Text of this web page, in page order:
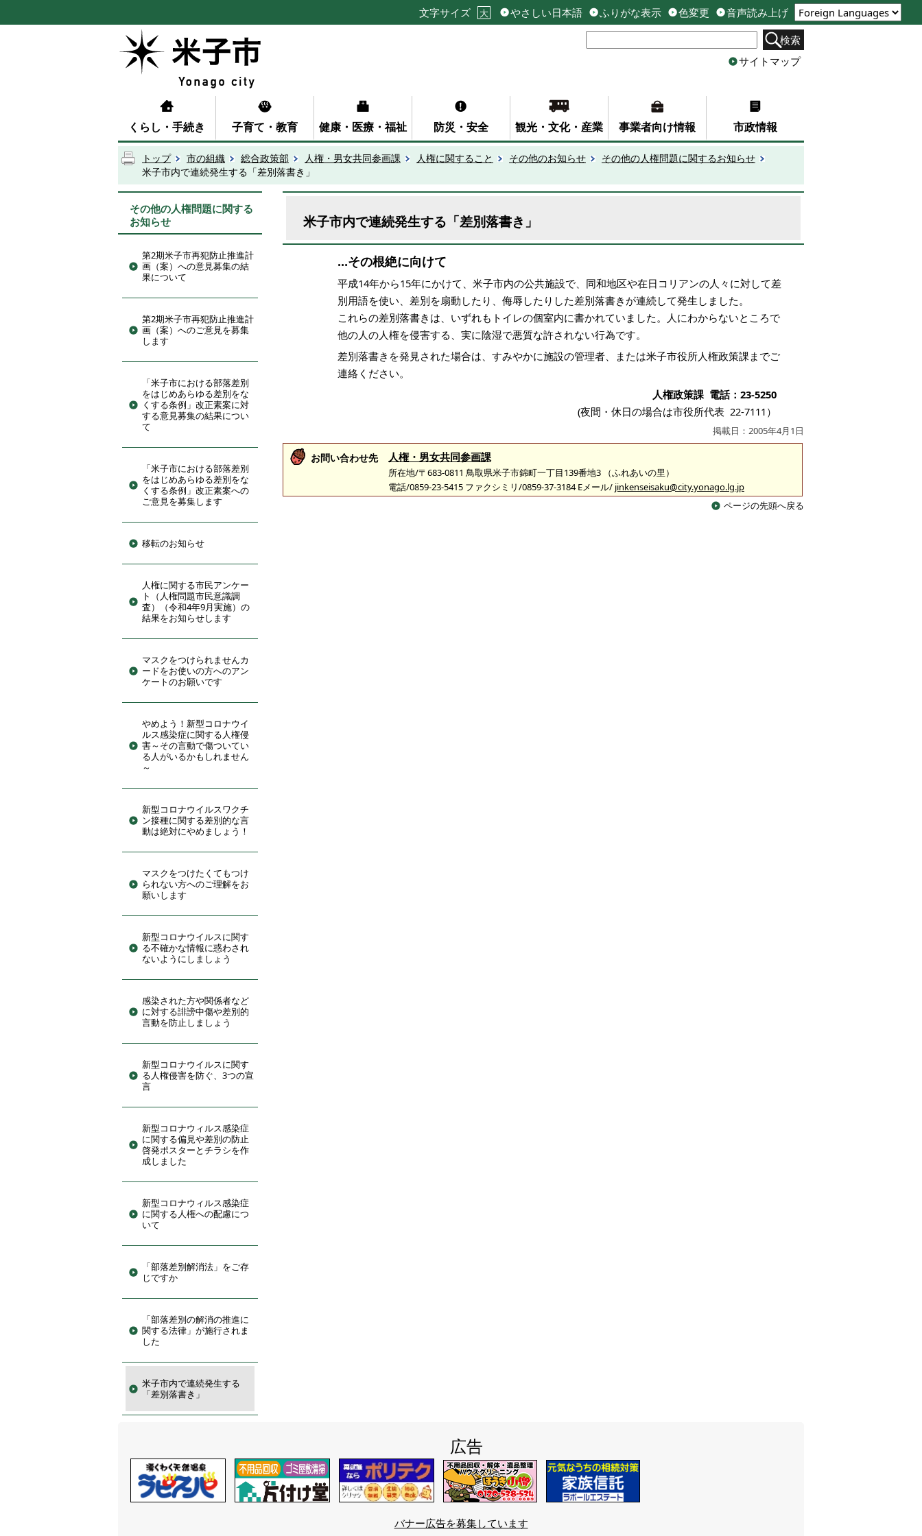
文字サイズ 大 やさしい日本語 ふりがな表示 色変更
音声読み上げ
検索
サイトマップ
くらし・手続き 子育て・教育 健康・医療・福祉 防災・安全 観光・文化・産業 事業者向け情報 市政情報
トップ 市の組織 総合政策部 人権・男女共同参画課 人権に関すること その他のお知らせ
その他の人権問題に関するお知らせ
米子市内で連続発生する「差別落書き」
その他の人権問題に関する
お知らせ
第2期米子市再犯防止推進計
画（案）への意見募集の結
果について
第2期米子市再犯防止推進計
画（案）へのご意見を募集
します
「米子市における部落差別
をはじめあらゆる差別をな
くする条例」改正素案に対
する意見募集の結果につい
て
「米子市における部落差別
をはじめあらゆる差別をな
くする条例」改正素案への
ご意見を募集します
移転のお知らせ
人権に関する市民アンケー
ト（人権問題市民意識調
査）（令和4年9月実施）の
結果をお知らせします
マスクをつけられませんカ
ードをお使いの方へのアン
ケートのお願いです
やめよう！新型コロナウイ
ルス感染症に関する人権侵
害～その言動で傷ついてい
る人がいるかもしれません
～
新型コロナウイルスワクチ
ン接種に関する差別的な言
動は絶対にやめましょう！
マスクをつけたくてもつけ
られない方へのご理解をお
願いします
新型コロナウイルスに関す
る不確かな情報に惑わされ
ないようにしましょう
感染された方や関係者など
に対する誹謗中傷や差別的
言動を防止しましょう
新型コロナウイルスに関す
る人権侵害を防ぐ、3つの宣
言
新型コロナウィルス感染症
に関する偏見や差別の防止
啓発ポスターとチラシを作
成しました
新型コロナウィルス感染症
に関する人権への配慮につ
いて
「部落差別解消法」をご存
じですか
「部落差別の解消の推進に
関する法律」が施行されま
した
米子市内で連続発生する
「差別落書き」
米子市内で連続発生する「差別落書き」
…その根絶に向けて
平成14年から15年にかけて、米子市内の公共施設で、同和地区や在日コリアンの人々に対して差
別用語を使い、差別を扇動したり、侮辱したりした差別落書きが連続して発生しました。
これらの差別落書きは、いずれもトイレの個室内に書かれていました。人にわからないところで
他の人の人権を侵害する、実に陰湿で悪質な許されない行為です。
差別落書きを発見された場合は、すみやかに施設の管理者、または米子市役所人権政策課までご
連絡ください。
人権政策課 電話：23-5250
(夜間・休日の場合は市役所代表 22-7111）
掲載日：2005年4月1日
お問い合わせ先 人権・男女共同参画課
所在地/〒683-0811 鳥取県米子市錦町一丁目139番地3 （ふれあいの里）
電話/0859-23-5415 ファクシミリ/0859-37-3184 Eメール/ jinkenseisaku@city.yonago.lg.jp
ページの先頭へ戻る
広告
バナー広告を募集しています